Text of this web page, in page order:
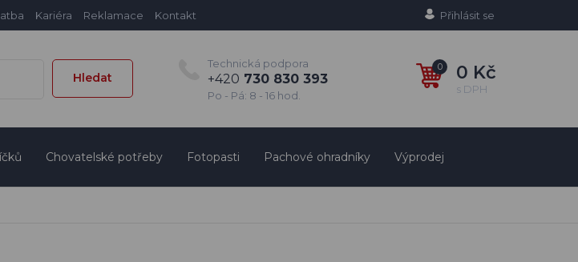
Kariéra Reklamace Kontakt Přihlásit se
Hledat
Technická podpora
+420 730 830 393
Po - Pá: 8 - 16 hod.
0 0 Kč
s DPH
Chovatelské potřeby Fotopasti Pachové ohradníky Výprodej